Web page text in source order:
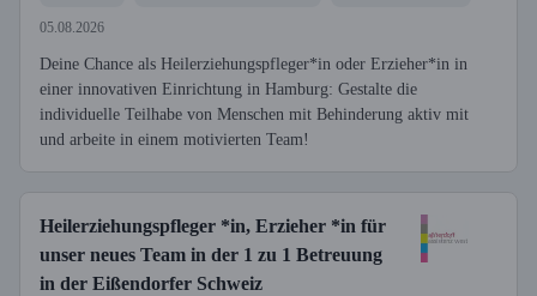
05.08.2026
Deine Chance als Heilerziehungspfleger*in oder Erzieher*in in
einer innovativen Einrichtung in Hamburg: Gestalte die
individuelle Teilhabe von Menschen mit Behinderung aktiv mit
und arbeite in einem motivierten Team!
Heilerziehungspfleger *in, Erzieher *in für
unser neues Team in der 1 zu 1 Betreuung
in der Eißendorfer Schweiz